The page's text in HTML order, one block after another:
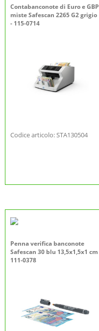
Contabanconote di Euro e GBP
miste Safescan 2265 G2 grigio
- 115-0714
Codice articolo: STA130504
Penna verifica banconote
Safescan 30 blu 13,5x1,5x1 cm
111-0378